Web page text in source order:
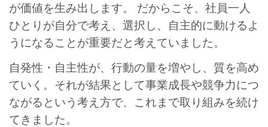
が価値を生み出します。 だからこそ、社員一人
ひとりが自分で考え、選択し、自主的に動けるよ
うになることが重要だと考えていました。
自発性・自主性が、行動の量を増やし、質を高め
ていく。それが結果として事業成長や競争力につ
ながるという考え方で、これまで取り組みを続け
てきました。